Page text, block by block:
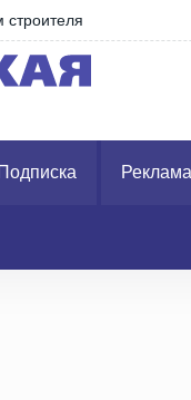
о звонках
Подписка Реклама